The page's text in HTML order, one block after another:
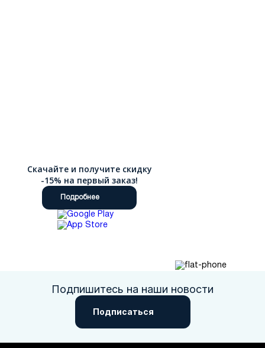
Скачайте и получите скидку
-15% на первый заказ!
Подробнее
Подпишитесь на наши новости
Подписаться